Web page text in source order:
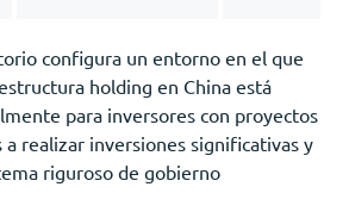
configura un entorno en el que
holding en China está
para inversores con proyectos
a realizar inversiones significativas y
riguroso de gobierno